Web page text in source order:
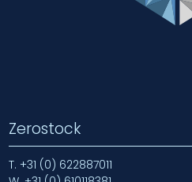
Zerostock
T. +31 (0) 622887011